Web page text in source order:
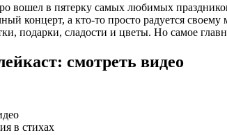
вошел в пятерку самых любимых
концерт, а кто-то просто радуется
подарки, сладости и цветы. Но самое
смотреть видео
в стихах